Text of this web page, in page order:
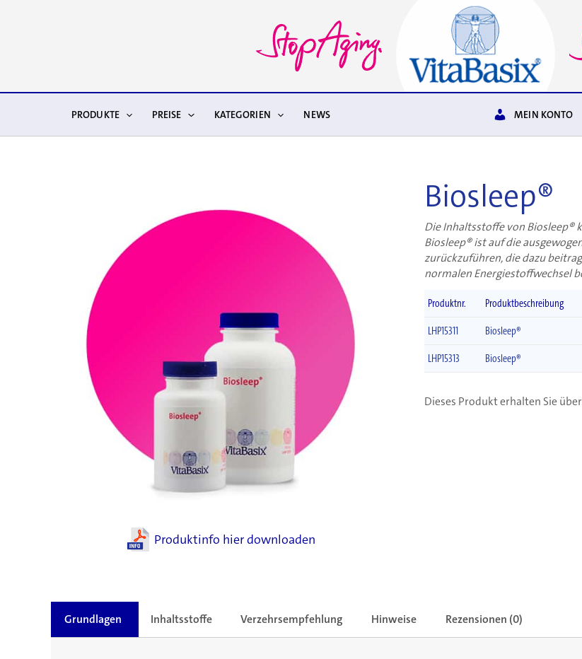
PRODUKTE PREISE KATEGORIEN NEWS MEIN KONTO
Produktinfo hier downloaden
Biosleep®
Die Inhaltsstoffe von Biosleep®
Biosleep® ist auf die
zurückzuführen, die dazu
normalen Energiestoffwechsel
Produktnr. Produktbeschreibung
LHP15311
Biosleep®
LHP15313 Biosleep®
Dieses Produkt erhalten Sie
Grundlagen Inhaltsstoffe Verzehrsempfehlung Hinweise Rezensionen (0)